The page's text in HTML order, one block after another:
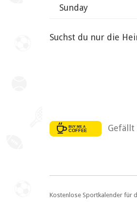
Sunday
Suchst du nur die
Kostenlose Sportkalender für